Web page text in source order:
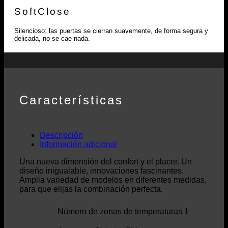
SoftClose
Silencioso: las puertas se cierran suavemente, de forma segura y
delicada, no se cae nada.
Características
Descripción
Información adicional
Una nueva dimensión del confort y el placer. Un
diseño inigualable, innovaciones fascinantes.
Amplia variedad de modelos en diferentes medidas,
para que elijas la combinación perfecta.
Número de zonas de temperaturas 1